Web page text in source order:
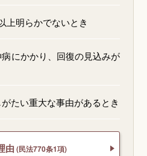
上明らかでないとき
にかかり、回復の見込みが
たい重大な事由があるとき
由 (民法770条1項)